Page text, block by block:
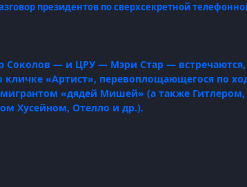
президентов по сверхсекретной
Соколов — и ЦРУ — Мэри Стар —
«Артист», перевоплощающегося по
«дядей Мишей» (а также
Хусейном, Отелло и др.).